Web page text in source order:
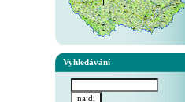
Vyhledávání